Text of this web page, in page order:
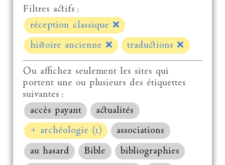
Filtres actifs :
réception classique ❌
histoire ancienne ❌ traductions❌
Ou affichez seulement les sites qui
portent une ou plusieurs des étiquettes
suivantes :
accès payant
actualités
+ archéologie (1)
associations
au hasard
Bible
bibliographies